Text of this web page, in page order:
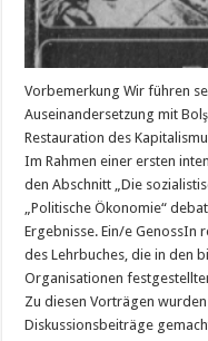
Vorbemerkung Wir führen
Auseinandersetzung mit
Restauration des
Im Rahmen einer ersten
den Abschnitt „Die
„Politische Ökonomie“
Ergebnisse. Ein/e GenossIn
des Lehrbuches, die in den
Organisationen
Zu diesen Vorträgen
Diskussionsbeiträge